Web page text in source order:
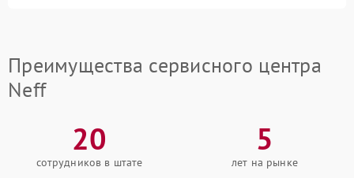
Преимущества сервисного центра
Neff
20
сотрудников в штате
5
лет на рынке